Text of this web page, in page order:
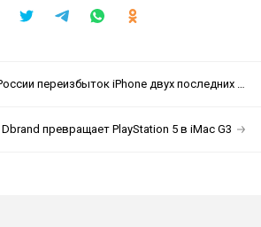
переизбыток iPhone двух последних поколений
Dbrand превращает PlayStation 5 в iMac G3